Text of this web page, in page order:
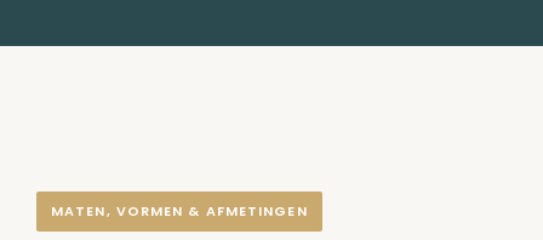
MATEN, VORMEN & AFMETINGEN